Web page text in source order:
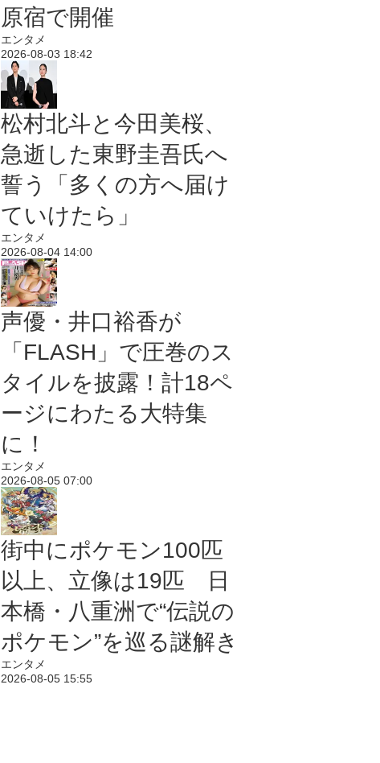
原宿で開催
エンタメ
2026-08-03 18:42
松村北斗と今田美桜、
急逝した東野圭吾氏へ
誓う「多くの方へ届け
ていけたら」
エンタメ
2026-08-04 14:00
声優・井口裕香が
「FLASH」で圧巻のス
タイルを披露！計18ペ
ージにわたる大特集
に！
エンタメ
2026-08-05 07:00
街中にポケモン100匹
以上、立像は19匹 日
本橋・八重洲で“伝説の
ポケモン”を巡る謎解き
エンタメ
2026-08-05 15:55